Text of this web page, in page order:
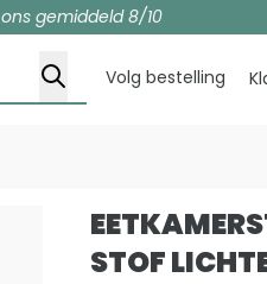
gemiddeld 8/10
Volg bestelling
STOF